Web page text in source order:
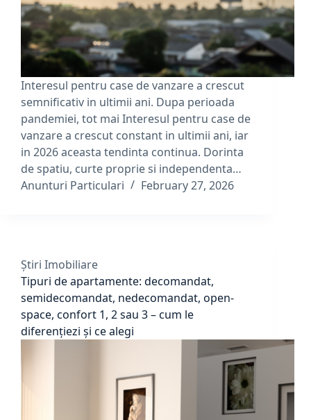
Interesul pentru case de vanzare a crescut
semnificativ in ultimii ani. Dupa perioada
pandemiei, tot mai Interesul pentru case de
vanzare a crescut constant in ultimii ani, iar
in 2026 aceasta tendinta continua. Dorinta
de spatiu, curte proprie si independenta…
Anunturi Particulari
February 27, 2026
Știri Imobiliare
Tipuri de apartamente: decomandat,
semidecomandat, nedecomandat, open-
space, confort 1, 2 sau 3 – cum le
diferențiezi și ce alegi